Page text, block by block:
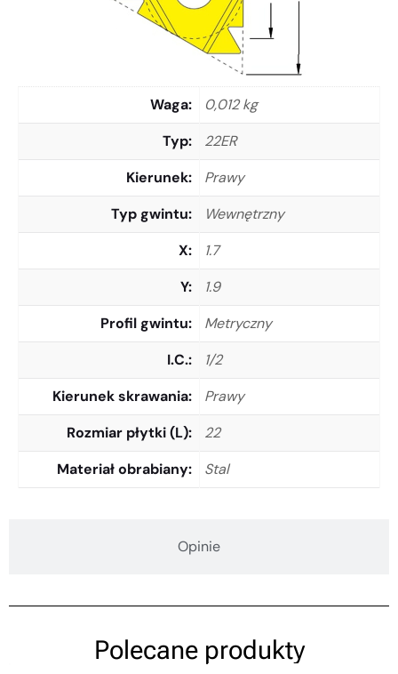
Opinie
Waga
0,012 kg
Typ
22ER
Kierunek
Prawy
Typ gwintu
Wewnętrzny
X
1.7
Y
1.9
Profil gwintu
Metryczny
I.C.
1/2
Kierunek skrawania
Prawy
Rozmiar płytki (L)
22
Materiał obrabiany
Stal
Polecane produkty